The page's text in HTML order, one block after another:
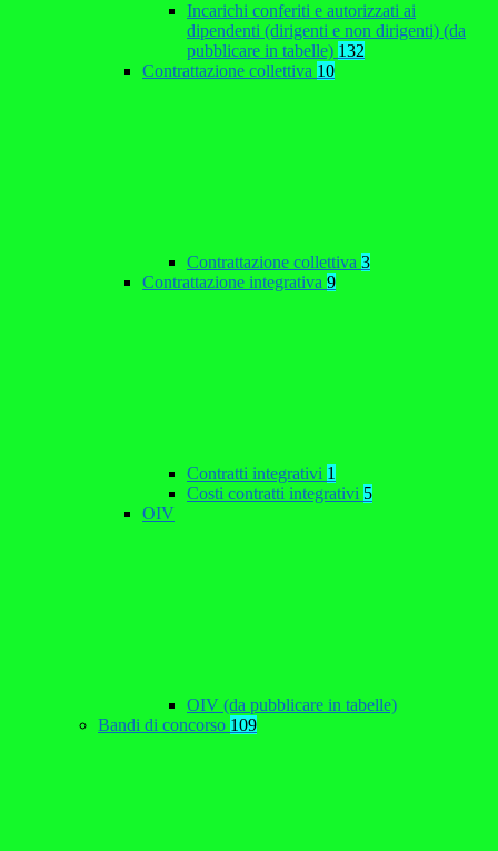
Incarichi conferiti e autorizzati ai
dipendenti (dirigenti e non dirigenti) (da
pubblicare in tabelle) 132
Contrattazione collettiva 10
Contrattazione collettiva 3
Contrattazione integrativa 9
Contratti integrativi 1
Costi contratti integrativi 5
OIV
OIV (da pubblicare in tabelle)
Bandi di concorso 109